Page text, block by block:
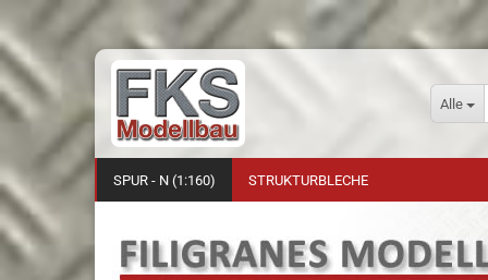
Alle
SPUR - N (1:160) STRUKTURBLECHE